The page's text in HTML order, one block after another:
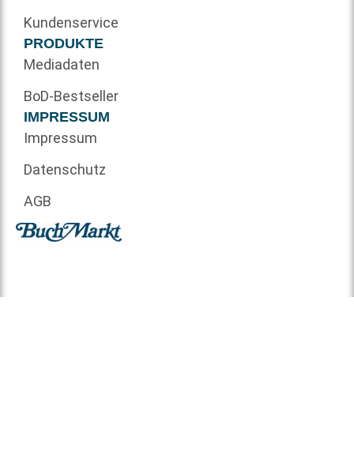
Kundenservice
PRODUKTE
Mediadaten
BoD-Bestseller
IMPRESSUM
Impressum
Datenschutz
AGB